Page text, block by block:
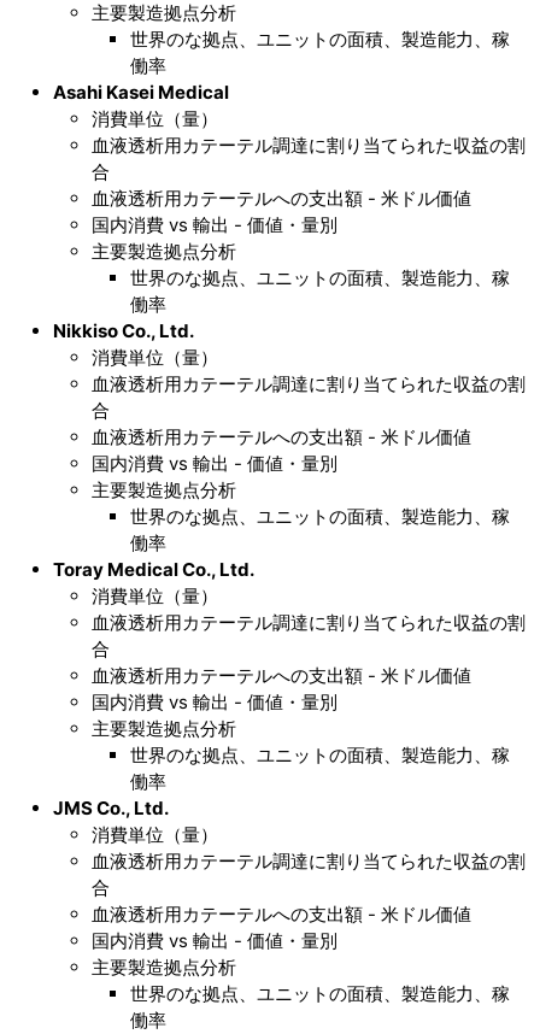
主要製造拠点分析
世界のな拠点、ユニットの面積、製造能力、稼
働率
Asahi Kasei Medical
消費単位（量）
血液透析用カテーテル調達に割り当てられた収益の割
合
血液透析用カテーテルへの支出額 - 米ドル価値
国内消費 vs 輸出 - 価値・量別
主要製造拠点分析
世界のな拠点、ユニットの面積、製造能力、稼
働率
Nikkiso Co., Ltd.
消費単位（量）
血液透析用カテーテル調達に割り当てられた収益の割
合
血液透析用カテーテルへの支出額 - 米ドル価値
国内消費 vs 輸出 - 価値・量別
主要製造拠点分析
世界のな拠点、ユニットの面積、製造能力、稼
働率
Toray Medical Co., Ltd.
消費単位（量）
血液透析用カテーテル調達に割り当てられた収益の割
合
血液透析用カテーテルへの支出額 - 米ドル価値
国内消費 vs 輸出 - 価値・量別
主要製造拠点分析
世界のな拠点、ユニットの面積、製造能力、稼
働率
JMS Co., Ltd.
消費単位（量）
血液透析用カテーテル調達に割り当てられた収益の割
合
血液透析用カテーテルへの支出額 - 米ドル価値
国内消費 vs 輸出 - 価値・量別
主要製造拠点分析
世界のな拠点、ユニットの面積、製造能力、稼
働率